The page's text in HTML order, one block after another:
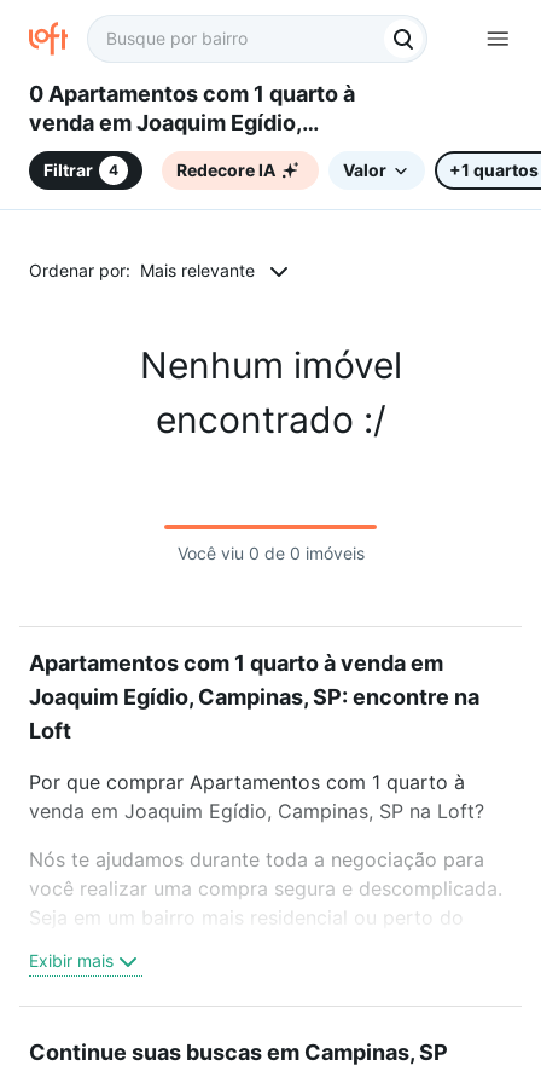
0 Apartamentos com 1 quarto à
venda em Joaquim Egídio,
Campinas, SP
Filtrar 4 Redecore IA Valor +1 quartos
Ordenar por: Mais relevante
Nenhum imóvel
encontrado :/
Você viu 0 de 0 imóveis
Apartamentos com 1 quarto à venda em
Joaquim Egídio, Campinas, SP: encontre na
Loft
Por que comprar Apartamentos com 1 quarto à
venda em Joaquim Egídio, Campinas, SP na Loft?
Nós te ajudamos durante toda a negociação para
você realizar uma compra segura e descomplicada.
Seja em um bairro mais residencial ou perto do
oferta ideal de Apartamentos com 1 quarto à venda
em Joaquim Egídio, Campinas, SP para conquistar
videochamada, é grátis, sem compromisso e você
Exibir mais
Continue suas buscas em Campinas, SP